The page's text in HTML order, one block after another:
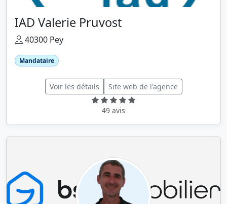
IAD Valerie Pruvost
40300 Pey
Mandataire
Voir les détails Site web de l'agence
49 avis